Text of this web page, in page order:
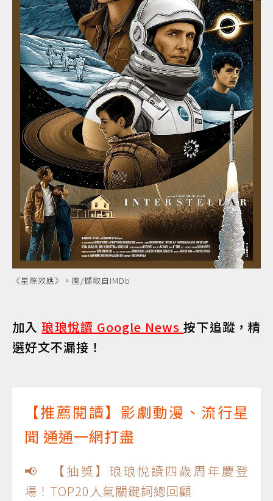
《星際效應》。圖/擷取自IMDb
加入琅琅悅讀 Google News按下追蹤，精
選好文不漏接！
【推薦閱讀】影劇動漫、流行星
聞 通通一網打盡
📢 【抽獎】琅琅悅讀四歲周年慶登
場！TOP20人氣關鍵詞總回顧